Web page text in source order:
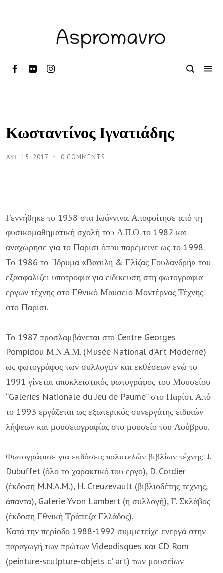
Κωσταντίνος Ιγνατιάδης
ΑΥΓ 15, 2017 0 COMMENTS
Γεννήθηκε το 1958 στα Ιωάννινα. Αποφοίτησε από τη
φυσικομαθηματική σχολή του Α.Π.Θ. το 1982 και
αναχώρησε για το Παρίσι όπου παρέμεινε ως το 1998.
Το 1986 το ΄Ιδρυμα «Βασίλη & Ελίζας Γουλανδρή» του
εξασφαλίζει υποτροφία για ειδίκευση στη φωτογραφία
έργων τέχνης στο Εθνικό Μουσείο Μοντέρνας Τέχνης
στο Παρίσι.
Το 1987 προσλαμβάνεται στο Centre Georges
Pompidou Μ.Ν.Α.Μ. (Musée National d’Art Moderne)
ως φωτογράφος των συλλογών και εκθέσεων ενώ το
1991 γίνεται αποκλειστικός φωτογράφος του Μουσείου
“Galeries Nationale du Jeu de Paume” στο Παρίσι. Από
το 1993 εργάζεται ως εξωτερικός συνεργάτης ειδικών
λήψεων και μουσειογραφίας στο μουσείο του Λούβρου.
Φωτογράφισε για εκδόσεις πολυτελών βιβλίων τέχνης: J.
Dubuffet (όλο το χαρακτικό του έργο), D. Cordier
(έκδοση M.N.A.M.), H. Creuzevault (βιβλιοδέτης τέχνης,
άπαντα), Galerie Yvon Lambert (η συλλογή), Γ. Σκλάβος
(έκδοση Εθνική Τράπεζα Ελλάδος).
Κατά την περίοδο 1988-1992 συμμετείχε ενεργά στην
παραγωγή των πρώτων Videodisques και CD Rom
(peinture-sculpture-objets d’ art) των μουσείων